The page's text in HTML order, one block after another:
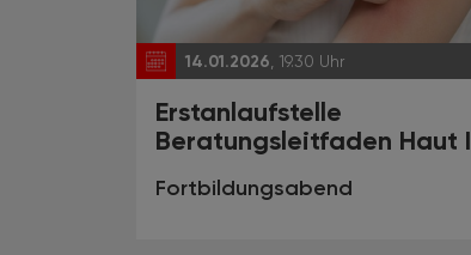
14.01.2026 , 19.30 Uhr
Erstanlaufstelle
Beratungsleitfaden Haut I
Fortbildungsabend